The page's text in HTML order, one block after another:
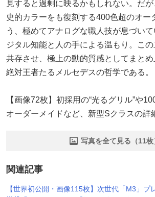
見すると過剰に映るかもしれない。だ
史的カラーをも復刻する400色超のオー
う、極めてアナログな職人技が息づい
ジタル知能と人の手による温もり。この
共存させ、極上の動的質感としてまとめ
絶対王者たるメルセデスの哲学である。
【画像72枚】初採用の“光るグリル”や
オーダーメイドなど、新型Sクラスの詳
写真を全て見る（11枚
関連記事
【世界初公開・画像115枚】次世代「M3」プ